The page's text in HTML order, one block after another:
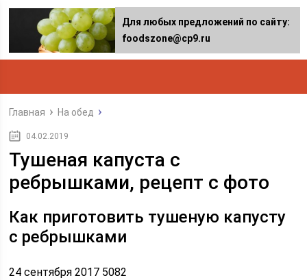
Главная На обед
04.02.2019
Тушеная капуста с
ребрышками, рецепт с фото
Как приготовить тушеную капусту
с ребрышками
24 сентября 2017 5082
Для любых предложений по сайту:
foodszone@cp9.ru